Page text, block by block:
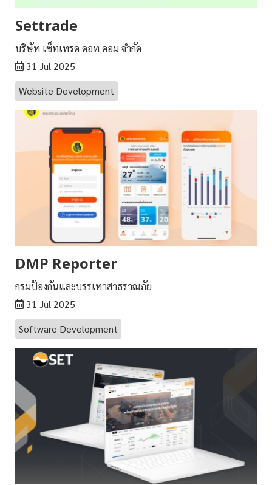
Settrade
บริษัท เซ็ทเทรด ดอท คอม จำกัด
31 Jul 2025
Website Development
DMP Reporter
กรมป้องกันและบรรเทาสาธราณภัย
31 Jul 2025
Software Development